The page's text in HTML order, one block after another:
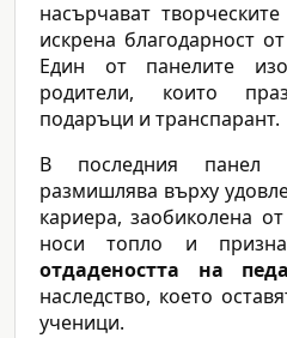
насърчават
искрена благодарност
Един от панелите
родители, които
подаръци и транспарант.
В последния панел
размишлява върху
кариера, заобиколена
носи топло и
отдадеността на
наследство, което
ученици.